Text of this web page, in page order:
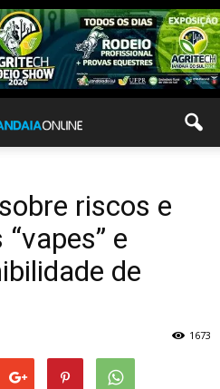
riscos e
e
de
1673